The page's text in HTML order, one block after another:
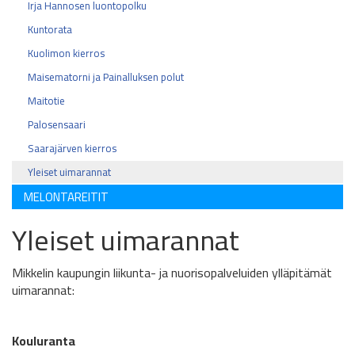
Irja Hannosen luontopolku
Kuntorata
Kuolimon kierros
Maisematorni ja Painalluksen polut
Maitotie
Palosensaari
Saarajärven kierros
Yleiset uimarannat
MELONTAREITIT
Yleiset uimarannat
Mikkelin kaupungin liikunta- ja nuorisopalveluiden ylläpitämät
uimarannat:
Kouluranta